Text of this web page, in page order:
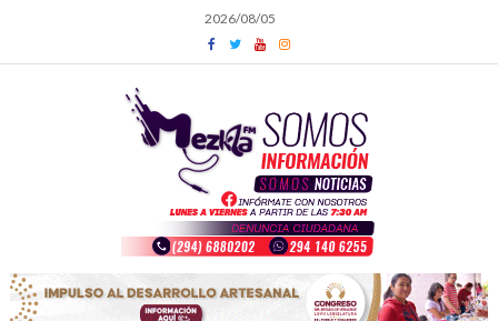
content
2026/08/05